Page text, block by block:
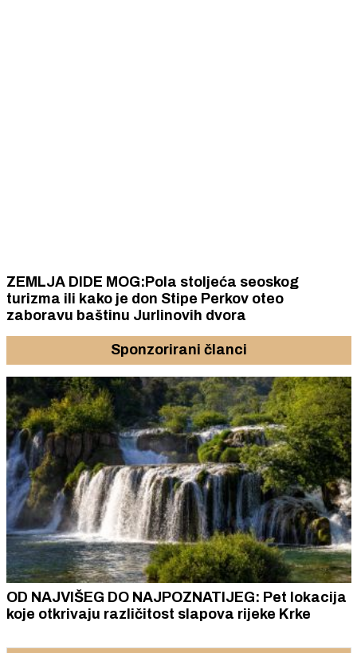
ZEMLJA DIDE MOG:Pola stoljeća seoskog
turizma ili kako je don Stipe Perkov oteo
zaboravu baštinu Jurlinovih dvora
Sponzorirani članci
OD NAJVIŠEG DO NAJPOZNATIJEG: Pet lokacija
koje otkrivaju različitost slapova rijeke Krke